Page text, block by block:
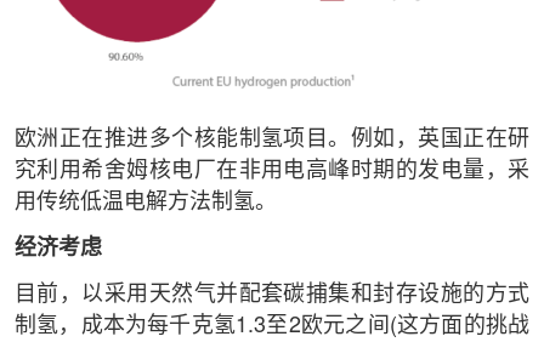
欧洲正在推进多个核能制氢项目。例如，英国正在研
究利用希舍姆核电厂在非用电高峰时期的发电量，采
用传统低温电解方法制氢。
经济考虑
目前，以采用天然气并配套碳捕集和封存设施的方式
制氢，成本为每千克氢1.3至2欧元之间(这方面的挑战